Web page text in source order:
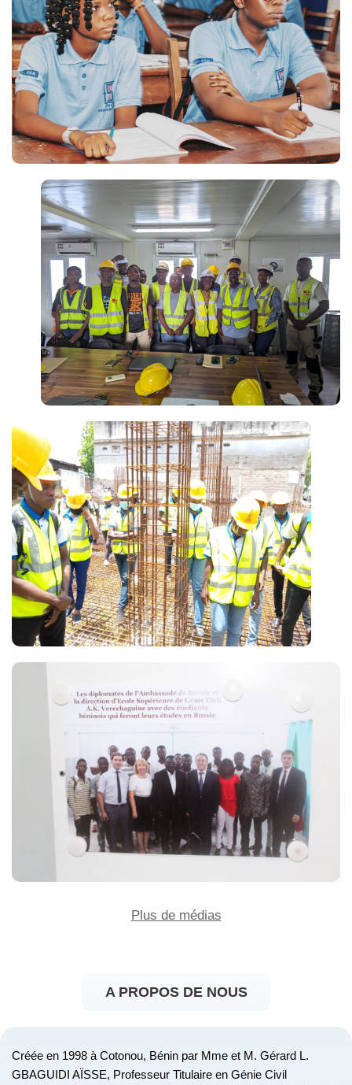
Plus de médias
A PROPOS DE NOUS
Créée en 1998 à Cotonou, Bénin par Mme et M. Gérard L.
GBAGUIDI AÏSSE, Professeur Titulaire en Génie Civil